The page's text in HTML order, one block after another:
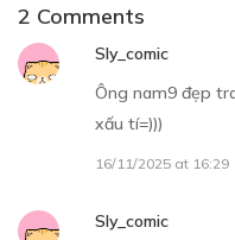
2 Comments
Sly_comic
Ông nam9 đẹp
xấu tí=)))
16/11/2025 at 16:29
Sly_comic